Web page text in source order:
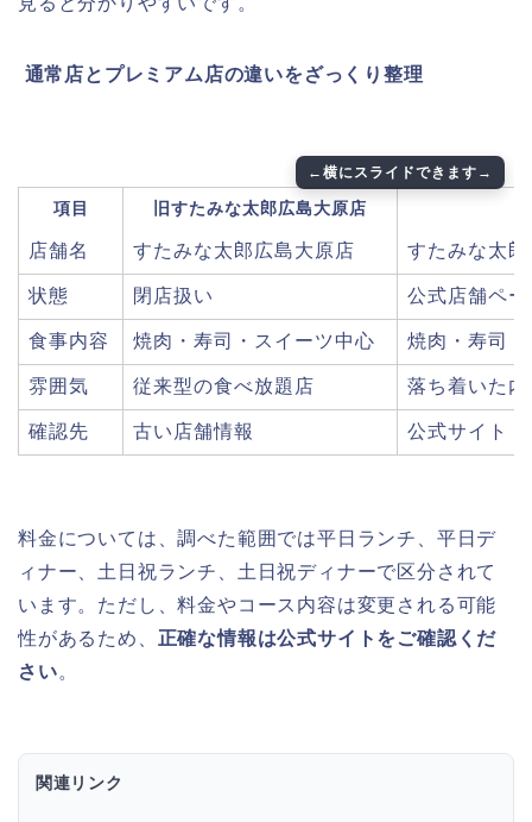
通常店とプレミアム店の違いをざっくり整理
項目 旧すたみな太郎広島大原店
店舗名 すたみな太郎広島大原店 すたみな太
状態 閉店扱い 公式店舗ペ
食事内容 焼肉・寿司・スイーツ中心 焼肉・寿司
雰囲気 従来型の食べ放題店 落ち着いた
確認先 古い店舗情報 公式サイト
料金については、調べた範囲では平日ランチ、平日デ
ィナー、土日祝ランチ、土日祝ディナーで区分されて
います。ただし、料金やコース内容は変更される可能
性があるため、 正確な情報は公式サイトをご確認くだ
さい。
関連リンク